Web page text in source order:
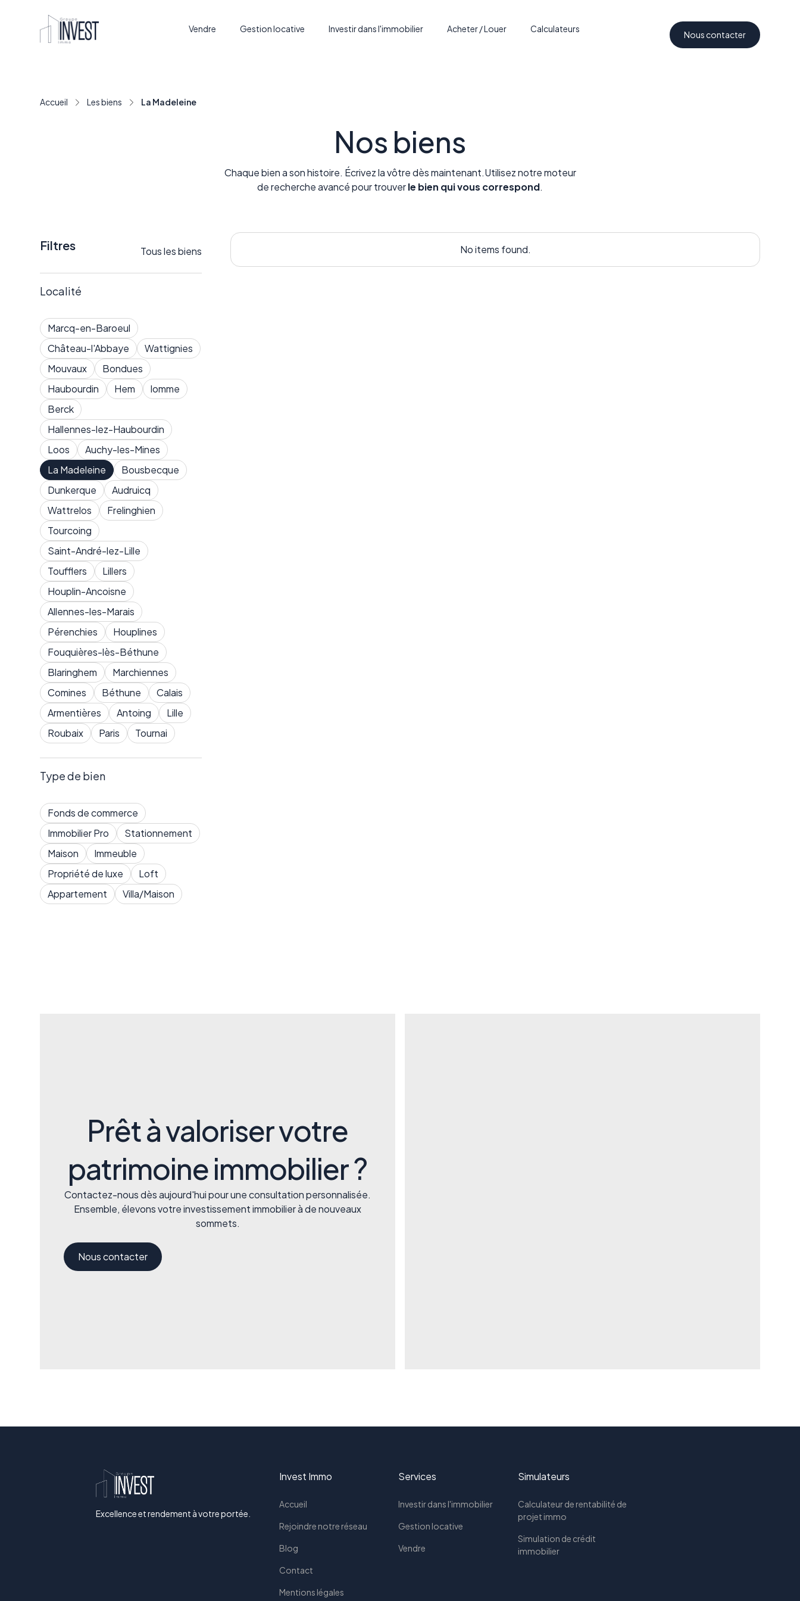
Vendre Gestion locative Investir dans l'immobilier Acheter / Louer Calculateurs
Nous contacter
Accueil Les biens La Madeleine
Nos biens
Chaque bien a son histoire. Écrivez la vôtre dès maintenant.Utilisez notre moteur
de recherche avancé pour trouverle bien qui vous correspond.
Filtres Tous les biens
Localité
Marcq-en-Baroeul
Château-l'Abbaye
Wattignies
Mouvaux
Bondues
Haubourdin
Hem
lomme
Berck
Hallennes-lez-Haubourdin
Loos
Auchy-les-Mines
La Madeleine
Bousbecque
Dunkerque
Audruicq
Wattrelos
Frelinghien
Tourcoing
Saint-André-lez-Lille
Toufflers
Lillers
Houplin-Ancoisne
Allennes-les-Marais
Pérenchies
Houplines
Fouquières-lès-Béthune
Blaringhem
Marchiennes
Comines
Béthune
Calais
Armentières
Antoing
Lille
Roubaix
Paris Tournai
Type de bien
Fonds de commerce
Immobilier Pro
Stationnement
Maison
Immeuble
Propriété de luxe
Loft
Appartement
Villa/Maison
No items found.
Prêt à valoriser votre
patrimoine immobilier ?
Contactez-nous dès aujourd'hui pour une consultation personnalisée.
Ensemble, élevons votre investissement immobilier à de nouveaux
sommets.
Nous contacter
Excellence et rendement à votre portée.
Invest Immo
Accueil
Rejoindre notre réseau
Blog
Contact
Mentions légales
Services
Investir dans l'immobilier
Gestion locative
Vendre
Simulateurs
Calculateur de rentabilité de
projet immo
Simulation de crédit
immobilier